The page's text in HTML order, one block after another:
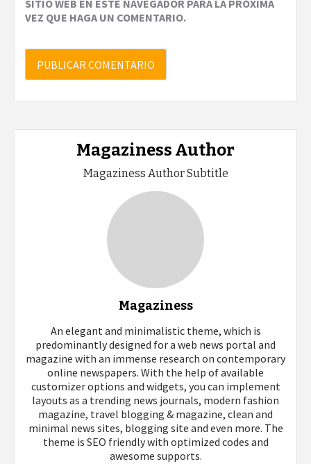
SITIO WEB EN ESTE NAVEGADOR PARA LA PRÓXIMA
VEZ QUE HAGA UN COMENTARIO.
Magaziness Author
Magaziness Author Subtitle
Magaziness
An elegant and minimalistic theme, which is
predominantly designed for a web news portal and
magazine with an immense research on contemporary
online newspapers. With the help of available
customizer options and widgets, you can implement
layouts as a trending news journals, modern fashion
magazine, travel blogging & magazine, clean and
minimal news sites, blogging site and even more. The
theme is SEO friendly with optimized codes and
awesome supports.